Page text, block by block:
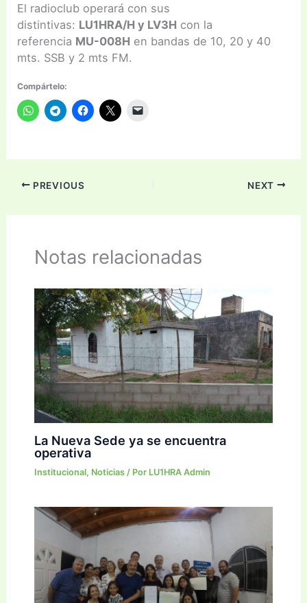
El radioclub operará con sus
distintivas: LU1HRA/H y LV3H con la
referencia MU-008H en bandas de 10, 20 y 40
mts. SSB y 2 mts FM.
Compártelo:
PREVIOUS NEXT
Notas relacionadas
La Nueva Sede ya se encuentra
operativa
Institucional, Noticias/ Por LU1HRA Admin